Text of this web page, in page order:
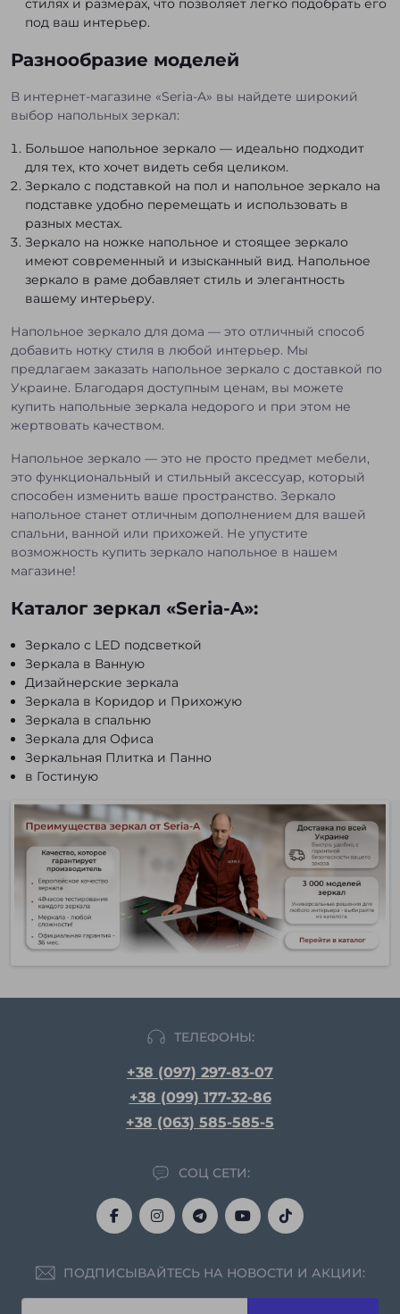
стилях и размерах, что позволяет легко подобрать его
под ваш интерьер.
Разнообразие моделей
В интернет-магазине «Seria-A» вы найдете широкий
выбор напольных зеркал:
Большое напольное зеркало — идеально подходит
для тех, кто хочет видеть себя целиком.
Зеркало с подставкой на пол и напольное зеркало на
подставке удобно перемещать и использовать в
разных местах.
Зеркало на ножке напольное и стоящее зеркало
имеют современный и изысканный вид. Напольное
зеркало в раме добавляет стиль и элегантность
вашему интерьеру.
Напольное зеркало для дома — это отличный способ
добавить нотку стиля в любой интерьер. Мы
предлагаем заказать напольное зеркало с доставкой по
Украине. Благодаря доступным ценам, вы можете
купить напольные зеркала недорого и при этом не
жертвовать качеством.
Напольное зеркало — это не просто предмет мебели,
это функциональный и стильный аксессуар, который
способен изменить ваше пространство. Зеркало
напольное станет отличным дополнением для вашей
спальни, ванной или прихожей. Не упустите
возможность купить зеркало напольное в нашем
магазине!
Каталог зеркал «Seria-A»:
Зеркало с LED подсветкой
Зеркала в Ванную
Дизайнерские зеркала
Зеркала в Коридор и Прихожую
Зеркала в спальню
Зеркала для Офиса
Зеркальная Плитка и Панно
в Гостиную
ТЕЛЕФОНЫ:
+38 (097) 297-83-07
+38 (099) 177-32-86
+38 (063) 585-585-5
СОЦ СЕТИ:
ПОДПИСЫВАЙТЕСЬ НА НОВОСТИ И АКЦИИ: